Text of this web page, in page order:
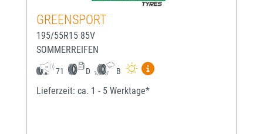
GREENSPORT
195/55R15 85V
SOMMERREIFEN
71 D B
Mehr Informationen zum
Lieferzeit: ca. 1 - 5 Werktage*